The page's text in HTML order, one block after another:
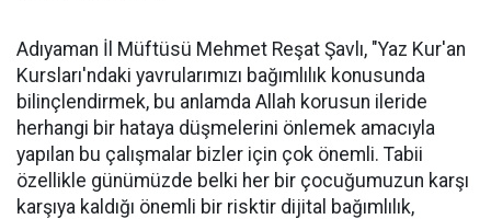
Adıyaman İl Müftüsü Mehmet Reşat Şavlı, "Yaz Kur'an
Kursları'ndaki yavrularımızı bağımlılık konusunda
bilinçlendirmek, bu anlamda Allah korusun ileride
herhangi bir hataya düşmelerini önlemek amacıyla
yapılan bu çalışmalar bizler için çok önemli. Tabii
özellikle günümüzde belki her bir çocuğumuzun karşı
karşıya kaldığı önemli bir risktir dijital bağımlılık,